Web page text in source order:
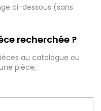
ci-dessous (sans
recherchée ?
au catalogue ou
pièce,